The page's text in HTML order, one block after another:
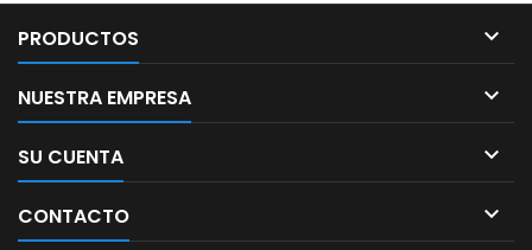
PRODUCTOS 
NUESTRA EMPRESA 
SU CUENTA 
CONTACTO 